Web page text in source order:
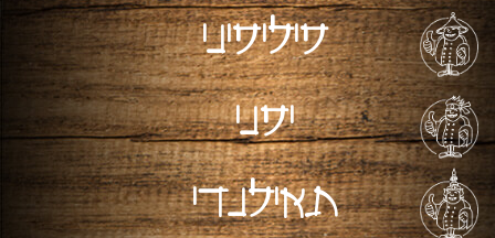
פיליפיני
יפני
תאילנדי